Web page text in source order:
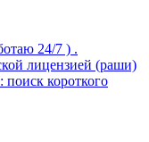
24/7 ) .
лицензией (раши)
короткого